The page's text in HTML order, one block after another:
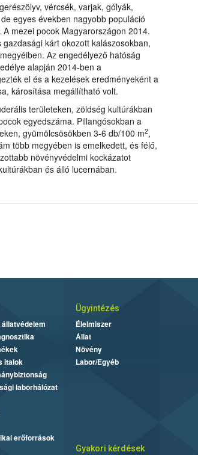
vércsék, varjak, gólyák,
egyes években nagyobb populáció
mezei pocok Magyarországon 2014.
kárt okozott kalászosokban,
Az engedélyező hatóság
alapján 2014-ben a
el és a kezelések eredményeként a
károsítása megállítható volt.
területeken, zöldség kultúrákban
egyedszáma. Pillangósokban a
gyümölcsösökben 3-6 db/100 m2,
több megyében is emelkedett, és félő,
növényvédelmi kockázatot
és álló lucernában.
italok
laborhálózat
erőforrások
Ügyintézés
Élelmiszer
Állat
Növény
Labor/Egyéb
Gyakori kérdések